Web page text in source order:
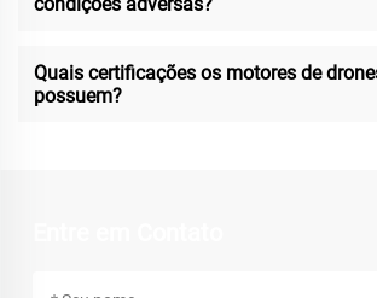
condições adversas?
Quais certificações os motores de
possuem?